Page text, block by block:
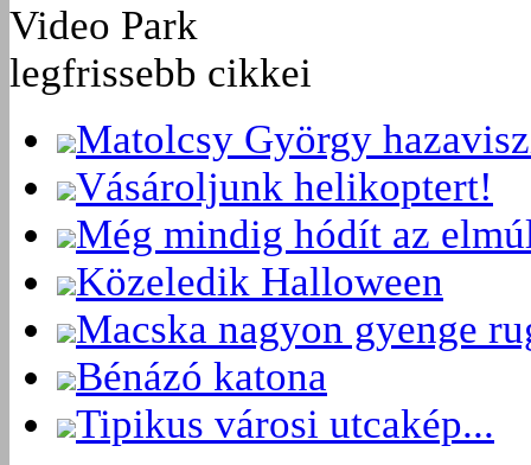
Video Park
legfrissebb cikkei
Matolcsy György
Vásároljunk helikoptert!
Még mindig hódít az
Közeledik Halloween
Macska nagyon gyenge
Bénázó katona
Tipikus városi utcakép...